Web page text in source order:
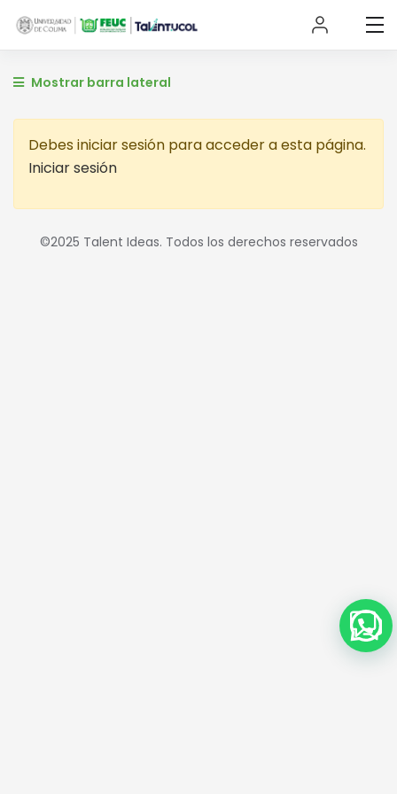
Mostrar barra lateral
Debes iniciar sesión para acceder a esta página.
Iniciar sesión
©2025 Talent Ideas. Todos los derechos reservados